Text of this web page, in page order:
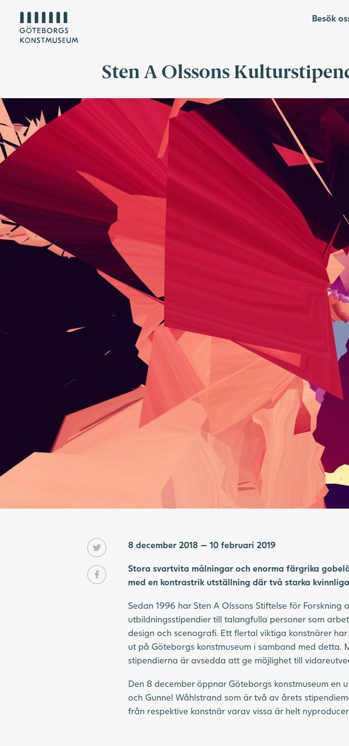
Besök
Sten A Olssons
8 december 2018 — 10 februari 2019
Stora svartvita målningar och enorma färgrika
med en kontrastrik utställning där två starka
Sedan 1996 har Sten A Olssons Stiftelse för
utbildningsstipendier till talangfulla personer som
design och scenografi. Ett flertal viktiga konstnärer
ut på Göteborgs konstmuseum i samband med
stipendierna är avsedda att ge möjlighet till
Den 8 december öppnar Göteborgs konstmuseum en
och Gunnel Wåhlstrand som är två av årets
från respektive konstnär varav vissa är helt